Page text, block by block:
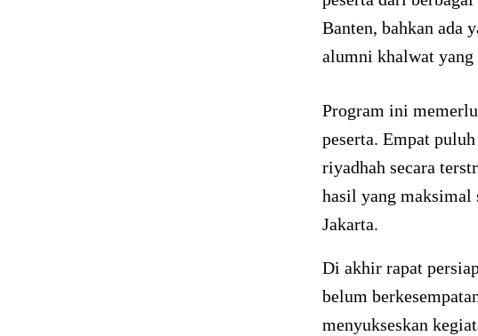
Banten, bahkan ada
alumni khalwat yang
Program ini
peserta. Empat
riyadhah secara
hasil yang maksimal
Jakarta.
Di akhir rapat
belum
menyukseskan